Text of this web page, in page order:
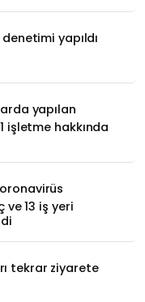
yapıldı
yapılan
işletme hakkında
ve 13 iş yeri
tekrar ziyarete